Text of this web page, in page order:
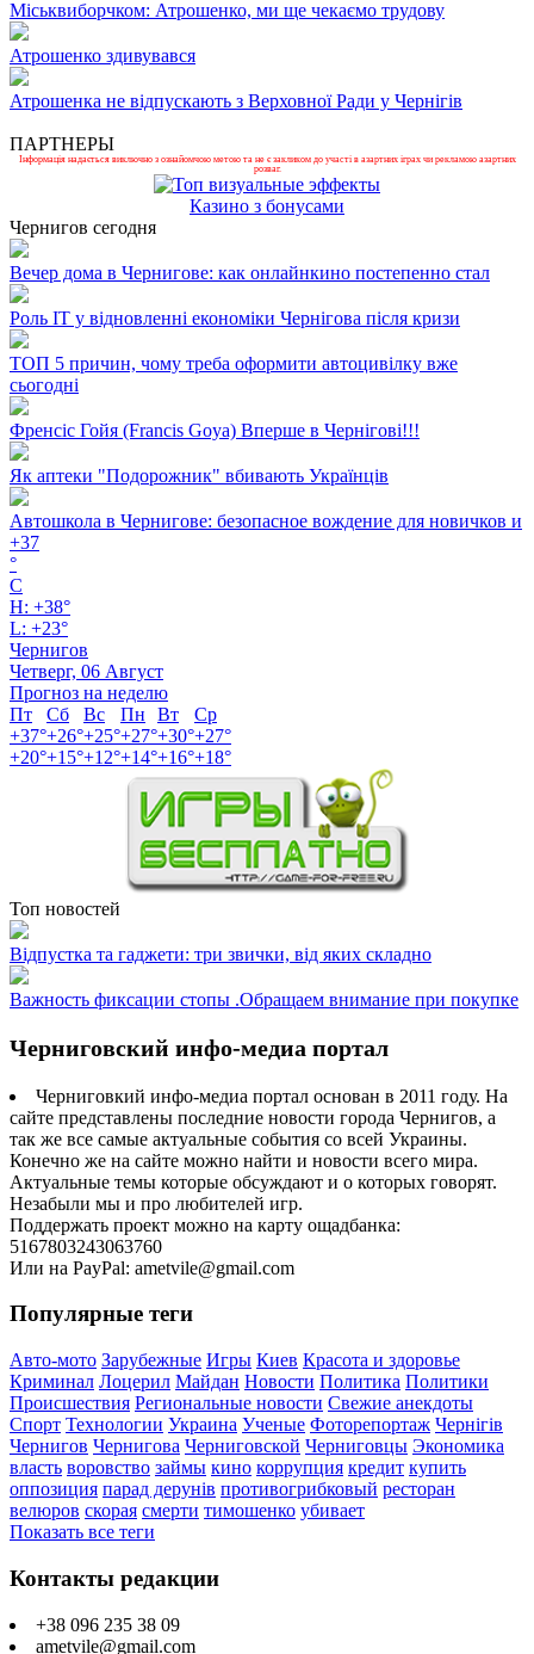
Міськвиборчком: Атрошенко, ми ще чекаємо трудову
Атрошенко здивувався
Атрошенка не відпускають з Верховної Ради у Чернігів
ПАРТНЕРЫ
Інформація надається виключно з ознайомчою метою та не є закликом до участі в азартних іграх чи рекламою азартних
розваг.
Казино з бонусами
Чернигов сегодня
Вечер дома в Чернигове: как онлайнкино постепенно стал
Роль ІТ у відновленні економіки Чернігова після кризи
ТОП 5 причин, чому треба оформити автоцивілку вже
сьогодні
Френсіс Гойя (Francis Goya) Вперше в Чернігові!!!
Як аптеки "Подорожник" вбивають Українців
Автошкола в Чернигове: безопасное вождение для новичков и
+37
°
C
H: +38°
L: +23°
Чернигов
Четверг, 06 Август
Прогноз на неделю
Пт
Сб Вс Пн Вт
Ср
+37°+26°+25°+27°+30°+27°
+20°+15°+12°+14°+16°+18°
Топ новостей
Відпустка та гаджети: три звички, від яких складно
Важность фиксации стопы .Обращаем внимание при покупке
Черниговский инфо-медиа портал
Черниговкий инфо-медиа портал основан в 2011 году. На
сайте представлены последние новости города Чернигов, а
так же все самые актуальные события со всей Украины.
Конечно же на сайте можно найти и новости всего мира.
Актуальные темы которые обсуждают и о которых говорят.
Незабыли мы и про любителей игр.
Поддержать проект можно на карту ощадбанка:
5167803243063760
Или на PayPal: ametvile@gmail.com
Популярные теги
Авто-мото Зарубежные Игры Киев Красота и здоровье
Криминал Лоцерил Майдан Новости Политика Политики
Происшествия Региональные новости Свежие анекдоты
Спорт Технологии Украина Ученые Фоторепортаж Чернігів
Чернигов Чернигова Черниговской Черниговцы Экономика
власть воровство займы кино коррупция кредит купить
оппозиция парад дерунів противогрибковый ресторан
велюров скорая смерти тимошенко убивает
Показать все теги
Контакты редакции
+38 096 235 38 09
ametvile@gmail.com